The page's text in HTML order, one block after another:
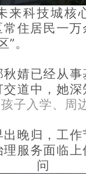
来科技城核
住居民一
。
婧已经从
道中，她
子入学、
晚归，工
服务面临
问